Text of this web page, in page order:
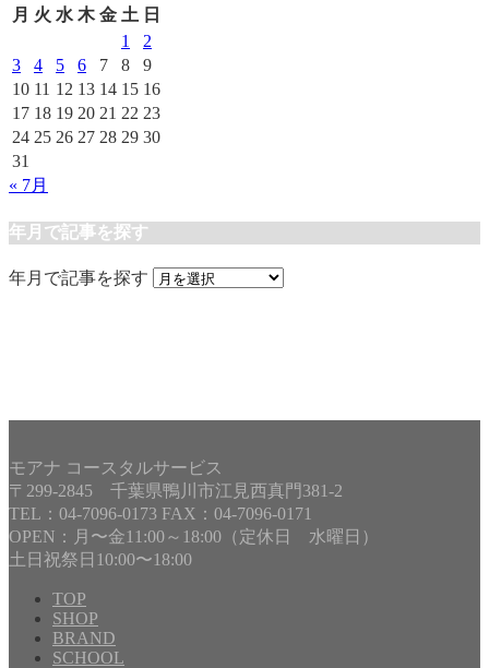
月 火 水 木 金 土 日
1
2
3
4 5 6 7 8
9
10 11 12 13 14 15 16
17 18 19 20 21 22 23
24 25 26 27 28 29 30
31
« 7月
年月で記事を探す
年月で記事を探す
モアナ コースタルサービス
〒299-2845 千葉県鴨川市江見西真門381-2
TEL：04-7096-0173 FAX：04-7096-0171
OPEN：月〜金11:00～18:00（定休日 水曜日）
土日祝祭日10:00〜18:00
TOP
SHOP
BRAND
SCHOOL
Copyright©MOANA COASTAL SERVICE